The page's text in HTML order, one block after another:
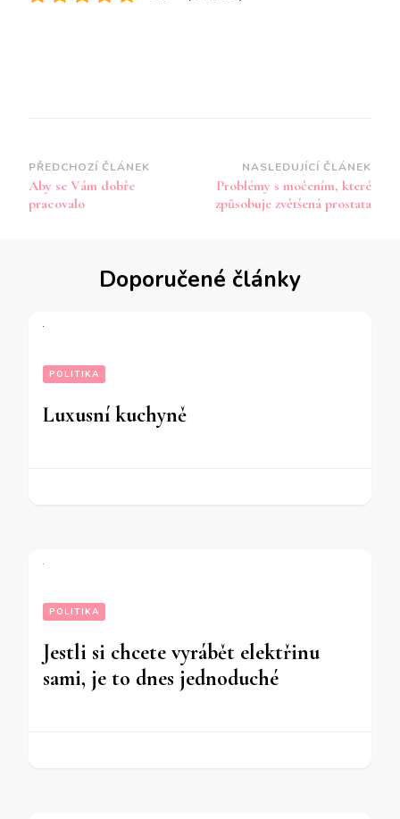
Navigace
příspěvku
PŘEDCHOZÍ ČLÁNEK
Aby se Vám dobře
pracovalo
NASLEDUJÍCÍ ČLÁNEK
Problémy s močením, které
způsobuje zvětšená prostata
Doporučené články
POLITIKA
Luxusní kuchyně
POLITIKA
Jestli si chcete vyrábět elektřinu
sami, je to dnes jednoduché